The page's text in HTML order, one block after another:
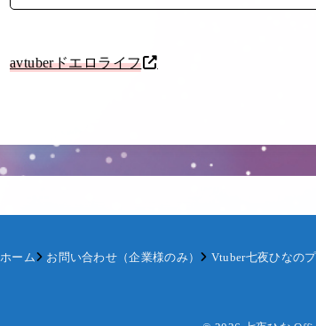
avtuberドエロライフ
ホーム お問い合わせ（企業様のみ） Vtuber七夜ひなの